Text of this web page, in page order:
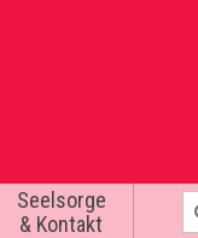
Seelsorge
& Kontakt